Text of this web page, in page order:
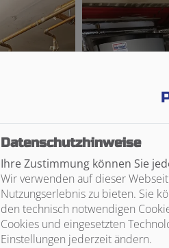
Datenschutzhinweise
Ihre Zustimmung können Sie
Wir verwenden auf dieser
Nutzungserlebnis zu bieten. Sie
den technisch notwendigen
Cookies und eingesetzten
Einstellungen jederzeit ändern.